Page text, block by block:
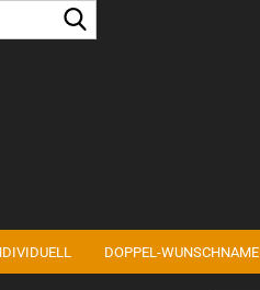
Sprache auswählen
DOPPEL-